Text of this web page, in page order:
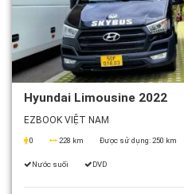
Hyundai Limousine 2022
EZBOOK VIỆT NAM
0 228 km Được sử dụng:250 km
Nước suối DVD